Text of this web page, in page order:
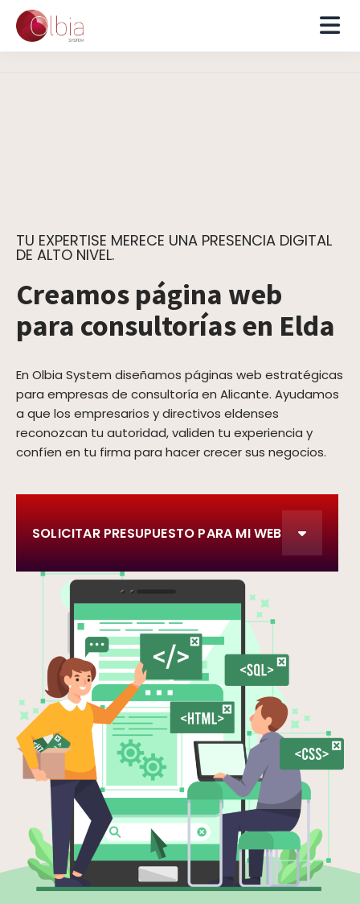
TU EXPERTISE MERECE UNA PRESENCIA DIGITAL
DE ALTO NIVEL.
Creamos página web
para consultorías en Elda
En Olbia System diseñamos páginas web estratégicas
para empresas de consultoría en Alicante. Ayudamos
a que los empresarios y directivos eldenses
reconozcan tu autoridad, validen tu experiencia y
confíen en tu firma para hacer crecer sus negocios.
SOLICITAR PRESUPUESTO PARA MI WEB